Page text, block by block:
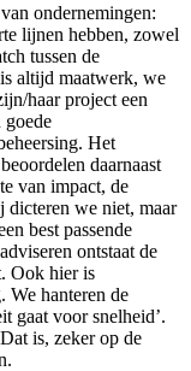
ondernemingen:
lijnen hebben, zowel
tussen de
altijd maatwerk, we
haar project een
goede
Het
daarnaast
van impact, de
dicteren we niet, maar
best passende
ontstaat de
Ook hier is
We hanteren de
gaat voor snelheid’.
is, zeker op de